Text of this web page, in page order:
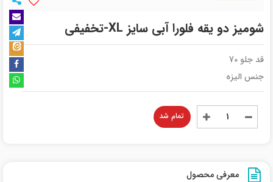
شومیز دو یقه فلورا آبی سایز XL-تخفیفی
قد جلو 70
جنس الیزه
تمام شد
معرفی محصول